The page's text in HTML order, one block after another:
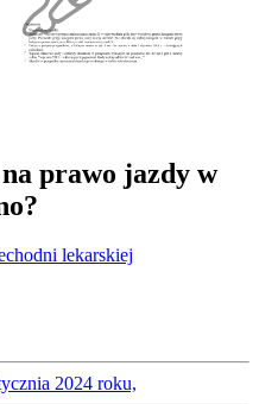
prawo jazdy w
lekarskiej
2024 roku,